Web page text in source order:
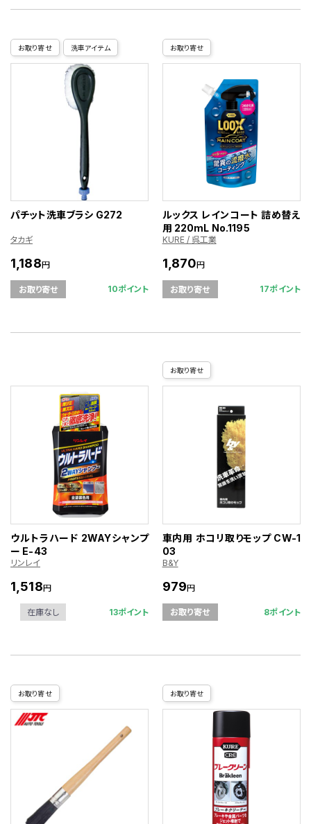
お取り寄せ 洗車アイテム
パチット洗車ブラシ G272
タカギ
1,188円
お取り寄せ 10ポイント
お取り寄せ
ルックス レインコート 詰め替え
用 220mL No.1195
KURE / 呉工業
1,870円
お取り寄せ 17ポイント
ウルトラハード 2WAYシャンプ
ー E-43
リンレイ
1,518円
在庫なし 13ポイント
お取り寄せ
車内用 ホコリ取りモップ CW-1
03
B&Y
979円
お取り寄せ 8ポイント
お取り寄せ お取り寄せ